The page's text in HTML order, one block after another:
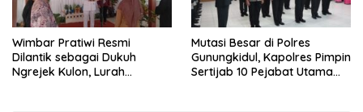
Wimbar Pratiwi Resmi
Dilantik sebagai Dukuh
Ngrejek Kulon, Lurah
Mutasi Besar di Polres
Gunungkidul, Kapolres Pimpin
Sertijab 10 Pejabat Utama